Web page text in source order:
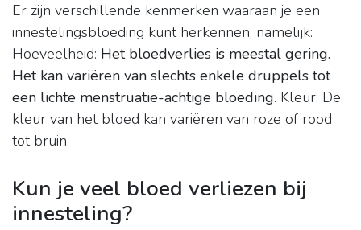
Er zijn verschillende kenmerken waaraan je een
innestelingsbloeding kunt herkennen, namelijk:
Hoeveelheid: Het bloedverlies is meestal gering.
Het kan variëren van slechts enkele druppels tot
een lichte menstruatie-achtige bloeding. Kleur: De
kleur van het bloed kan variëren van roze of rood
tot bruin.
Kun je veel bloed verliezen bij
innesteling?